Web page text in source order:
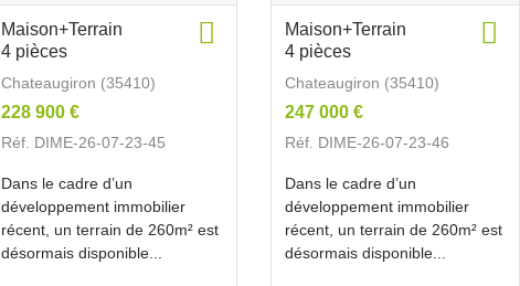
Maison+Terrain
4 pièces
Chateaugiron (35410)
228 900 €
Réf. DIME-26-07-23-45
Dans le cadre d’un
développement immobilier
récent, un terrain de 260m² est
désormais disponible...
Maison+Terrain
4 pièces
Chateaugiron (35410)
247 000 €
Réf. DIME-26-07-23-46
Dans le cadre d’un
développement immobilier
récent, un terrain de 260m² est
désormais disponible...